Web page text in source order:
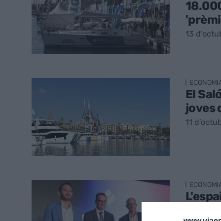
13
El
joves
11